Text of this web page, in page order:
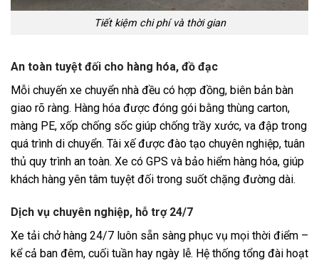
Tiết kiệm chi phí và thời gian
An toàn tuyệt đối cho hàng hóa, đồ đạc
Mỗi chuyến xe chuyển nhà đều có hợp đồng, biên bản bàn
giao rõ ràng. Hàng hóa được đóng gói bằng thùng carton,
màng PE, xốp chống sốc giúp chống trầy xước, va đập trong
quá trình di chuyển. Tài xế được đào tạo chuyên nghiệp, tuân
thủ quy trình an toàn. Xe có GPS và bảo hiểm hàng hóa, giúp
khách hàng yên tâm tuyệt đối trong suốt chặng đường dài.
Dịch vụ chuyên nghiệp, hỗ trợ 24/7
Xe tải chở hàng 24/7 luôn sẵn sàng phục vụ mọi thời điểm –
kể cả ban đêm, cuối tuần hay ngày lễ. Hệ thống tổng đài hoạt